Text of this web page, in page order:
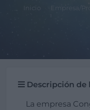
Descripción de
La empresa